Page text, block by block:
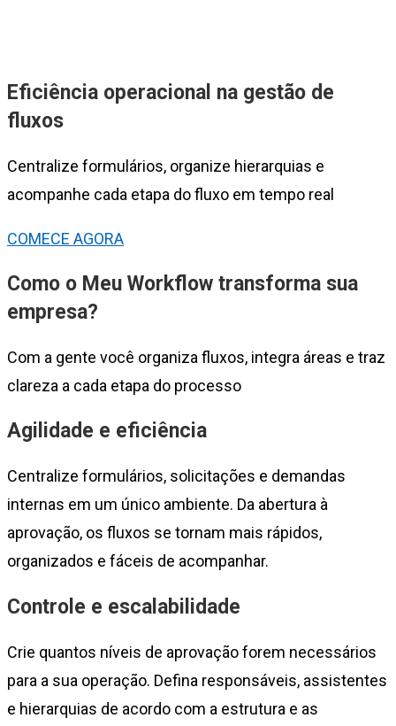
Eficiência operacional na gestão de
fluxos
Centralize formulários, organize hierarquias e
acompanhe cada etapa do fluxo em tempo real
COMECE AGORA
Como o Meu Workflow transforma sua
empresa?
Com a gente você organiza fluxos, integra áreas e traz
clareza a cada etapa do processo
Agilidade e eficiência
Centralize formulários, solicitações e demandas
internas em um único ambiente. Da abertura à
aprovação, os fluxos se tornam mais rápidos,
organizados e fáceis de acompanhar.
Controle e escalabilidade
Crie quantos níveis de aprovação forem necessários
para a sua operação. Defina responsáveis, assistentes
e hierarquias de acordo com a estrutura e as